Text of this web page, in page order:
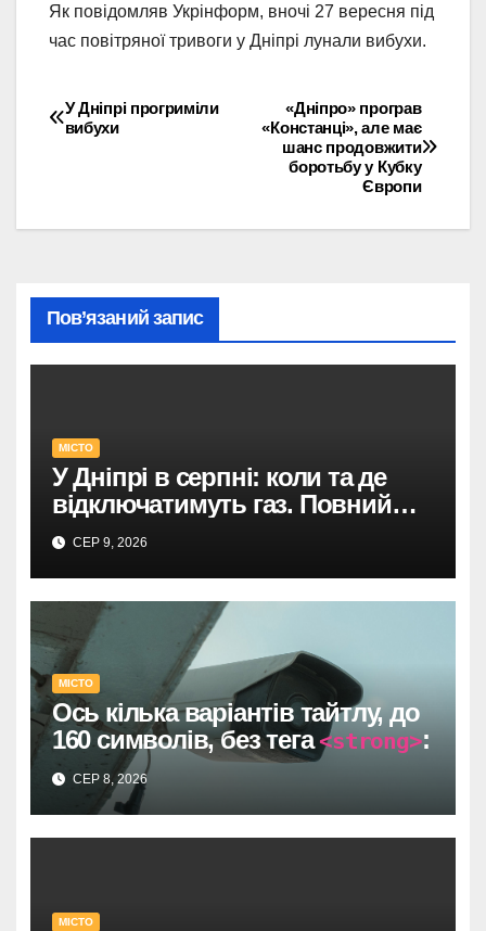
Як повідомляв Укрінформ, вночі 27 вересня під
час повітряної тривоги у Дніпрі лунали вибухи.
Навігація
«Дніпро» програв
«Констанці», але має
шанс продовжити
боротьбу у Кубку
Європи
У Дніпрі прогриміли
вибухи
Пов’язаний запис
МІСТО
У Дніпрі в серпні: коли та де
відключатимуть газ. Повний
список адрес і термінів.
СЕР 9, 2026
МІСТО
Ось кілька варіантів тайтлу, до
160 символів, без тега<strong>:
Один прямий договір на 735
тисяч у Дніпрі: супровід
відеоспостереження після
СЕР 8, 2026
МІСТО